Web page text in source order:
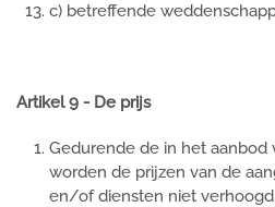
c) betreffende
Artikel 9 - De prijs
Gedurende de in het
worden de prijzen van de
en/of diensten niet